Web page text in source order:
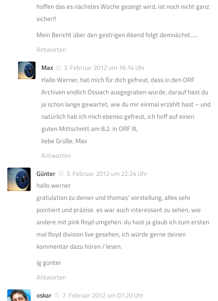
hoffen das es nächstes Woche gezeigt wird, ist noch nicht ganz
sicher!!
Mein Bericht über den gestrigen Abend folgt demnächst…..
Antworten
Max
3. Februar 2012 um 16:14 Uhr
Hallo Werner, hat mich für dich gefreut, dass in den ORF
Archiven endlich Ossiach ausgegraben wurde, darauf hast du
ja schon lange gewartet, wie du mir einmal erzählt hast – und
natürlich hab ich mich ebenso gefreut, ich hoff auf einen
guten Mittschnitt am 8.2. in ORF III,
liebe Grüße, Max
Antworten
Günter
3. Februar 2012 um 22:24 Uhr
hallo werner
gratulation zu deiner und thomas’ vorstellung, alles sehr
pointiert und präzise. es war auch interessant zu sehen, wie
andere mit pink floyd umgehen. du hast ja glaub ich zum ersten
mal floyd division live gesehen, ich würde gerne deinen
kommentar dazu hören / lesen.
lg günter
Antworten
oskar
7. Februar 2012 um 07:20 Uhr